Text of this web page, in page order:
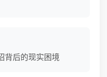
背后的现实困境